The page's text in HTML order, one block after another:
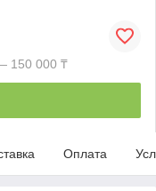
150 000 ₸
Оплата